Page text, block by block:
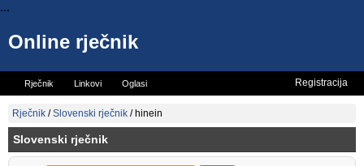
...
Online rječnik
Rječnik Linkovi Oglasi
Vicevi Mini rječnik
Registracija
Rječnik /Slovenski rječnik / hinein
Slovenski rječnik